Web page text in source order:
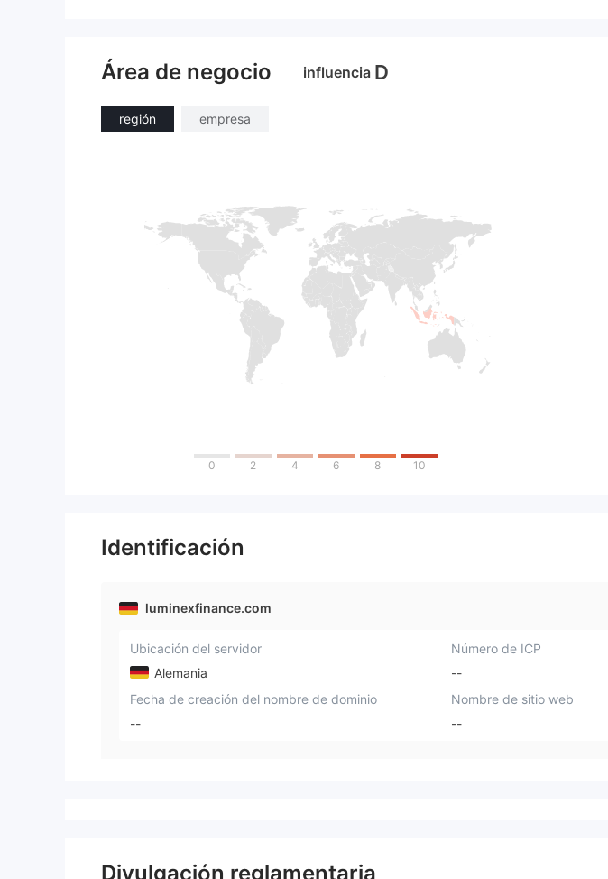
Área de negocio influencia D
región empresa
0 2 4 6 8 10
Identificación
luminexfinance.com
Ubicación del servidor
Alemania
Número de ICP
--
Fecha de creación del nombre de dominio
--
Nombre de sitio web
--
Divulgación reglamentaria